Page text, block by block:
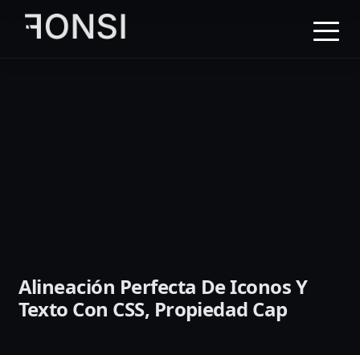
contenido
Alineación Perfecta De Iconos Y
Texto Con CSS, Propiedad Cap